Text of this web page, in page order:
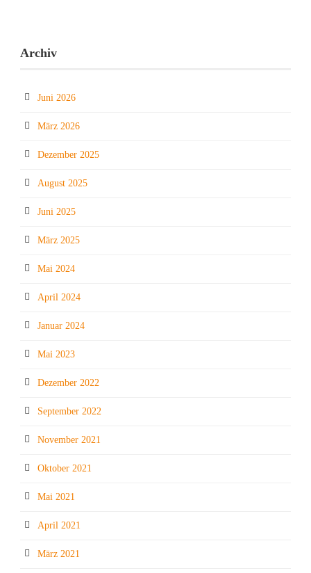
Archiv
Juni 2026
März 2026
Dezember 2025
August 2025
Juni 2025
März 2025
Mai 2024
April 2024
Januar 2024
Mai 2023
Dezember 2022
September 2022
November 2021
Oktober 2021
Mai 2021
April 2021
März 2021